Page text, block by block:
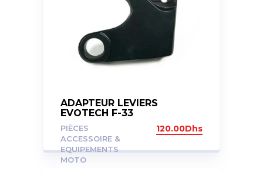
ADAPTEUR LEVIERS
EVOTECH F-33
PIÈCES
ACCESSOIRE &
EQUIPEMENTS
MOTO
120.00Dhs